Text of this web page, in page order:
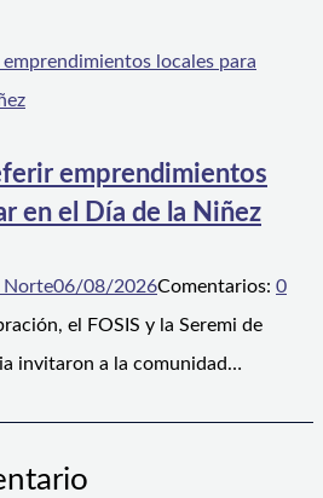
emprendimientos
en el Día de la Niñez
Norte06/08/2026Comentarios: 0
el FOSIS y la Seremi de
invitaron a la comunidad…